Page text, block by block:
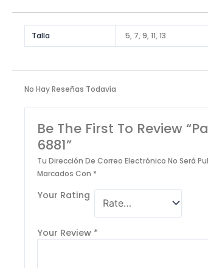
Talla 5, 7, 9, 11, 13
No Hay Reseñas Todavía
Be The First To Review
6881”
Tu Dirección De Correo Electrónico No Será
Marcados Con *
Your Rating
Your Review *